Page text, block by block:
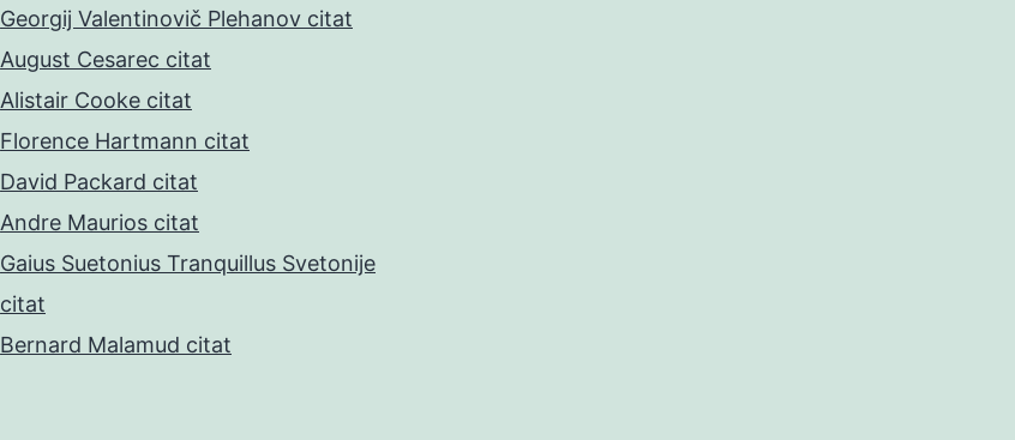
Georgij Valentinovič Plehanov citat
August Cesarec citat
Alistair Cooke citat
Florence Hartmann citat
David Packard citat
Andre Maurios citat
Gaius Suetonius Tranquillus Svetonije
citat
Bernard Malamud citat